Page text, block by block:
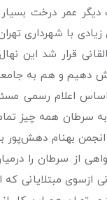
عمر درخت
زیادی با شهرداری
قرار شد این
دهیم و هم به
اعلام رسمی
به سرطان همه چیز
بهنام دهش‌پور
ازسوی مبتلایانی